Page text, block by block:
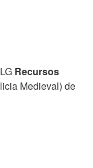
Recursos
Medieval) de